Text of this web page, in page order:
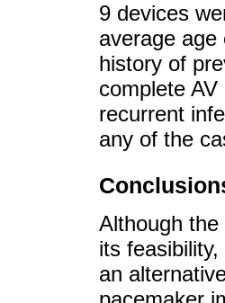
9 devices
average
history of
complete
recurrent
any of the
Although
its
an